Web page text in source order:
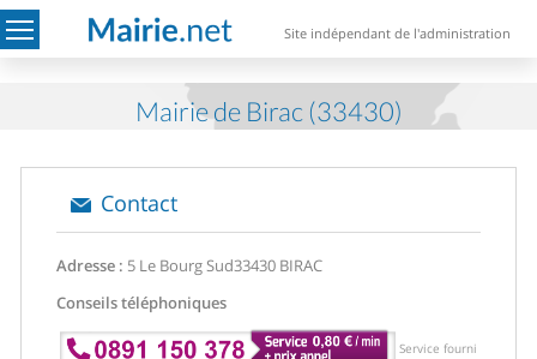
Site indépendant de l'administration
Mairie de Birac (33430)
Contact
Adresse : 5 Le Bourg Sud33430 BIRAC
Conseils téléphoniques
Service fourni